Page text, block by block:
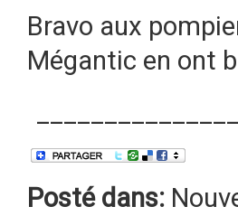
Bravo aux
Mégantic en ont
Posté dans: